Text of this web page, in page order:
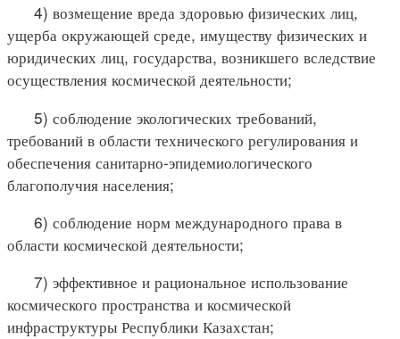
4) возмещение вреда здоровью физических лиц,
ущерба окружающей среде, имуществу физических и
юридических лиц, государства, возникшего вследствие
осуществления космической деятельности;
5) соблюдение экологических требований,
требований в области технического регулирования и
обеспечения санитарно-эпидемиологического
благополучия населения;
6) соблюдение норм международного права в
области космической деятельности;
7) эффективное и рациональное использование
космического пространства и космической
инфраструктуры Республики Казахстан;